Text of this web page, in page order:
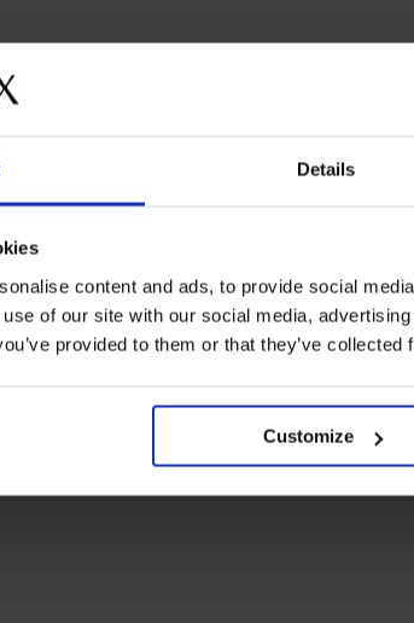
Details
content and ads, to provide social
of our site with our social media,
provided to them or that they’ve
Customize